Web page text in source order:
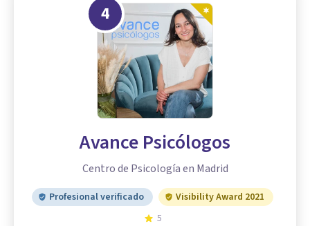
4
Avance Psicólogos
Centro de Psicología en Madrid
Profesional verificado
Visibility Award 2021
5